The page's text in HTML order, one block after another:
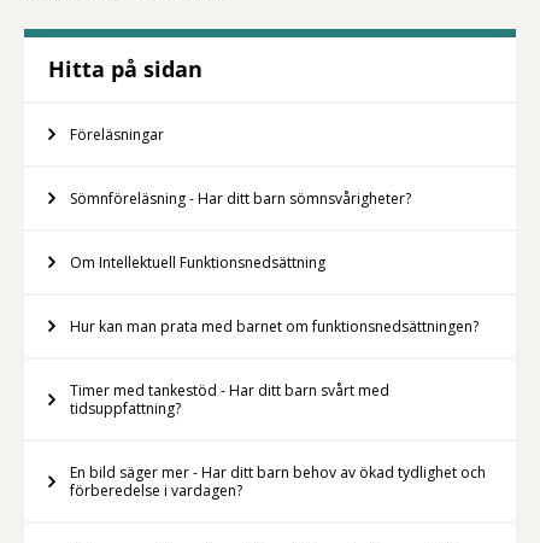
Hitta på sidan
Föreläsningar
Sömnföreläsning - Har ditt barn sömnsvårigheter?
Om Intellektuell Funktionsnedsättning
Hur kan man prata med barnet om funktionsnedsättningen?
Timer med tankestöd - Har ditt barn svårt med
tidsuppfattning?
En bild säger mer - Har ditt barn behov av ökad tydlighet och
förberedelse i vardagen?